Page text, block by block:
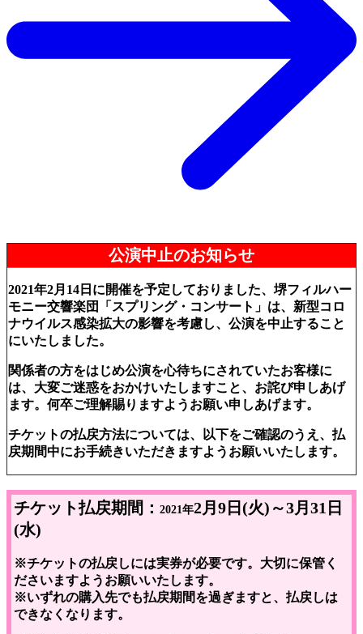
公演中止のお知らせ
2021年2月14日に開催を予定しておりました、堺フィルハー
モニー交響楽団「スプリング・コンサート」は、新型コロ
ナウイルス感染拡大の影響を考慮し、公演を中止すること
にいたしました。
関係者の方をはじめ公演を心待ちにされていたお客様に
は、大変ご迷惑をおかけいたしますこと、お詫び申しあげ
ます。何卒ご理解賜りますようお願い申しあげます。
チケットの払戻方法については、以下をご確認のうえ、払
戻期間中にお手続きいただきますようお願いいたします。
チケット払戻期間： 2021年2月9日(火)～3月31日
(水)
※チケットの払戻しには実券が必要です。大切に保管く
ださいますようお願いいたします。
※いずれの購入先でも払戻期間を過ぎますと、払戻しは
できなくなります。